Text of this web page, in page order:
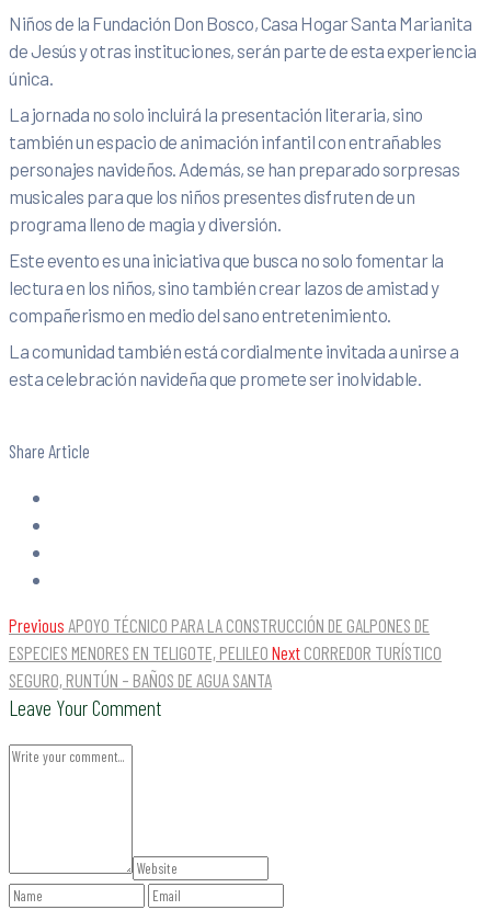
Niños de la Fundación Don Bosco, Casa Hogar Santa Marianita
de Jesús y otras instituciones, serán parte de esta experiencia
única.
La jornada no solo incluirá la presentación literaria, sino
también un espacio de animación infantil con entrañables
personajes navideños. Además, se han preparado sorpresas
musicales para que los niños presentes disfruten de un
programa lleno de magia y diversión.
Este evento es una iniciativa que busca no solo fomentar la
lectura en los niños, sino también crear lazos de amistad y
compañerismo en medio del sano entretenimiento.
La comunidad también está cordialmente invitada a unirse a
esta celebración navideña que promete ser inolvidable.
Share Article
Previous APOYO TÉCNICO PARA LA CONSTRUCCIÓN DE GALPONES DE
ESPECIES MENORES EN TELIGOTE, PELILEO Next CORREDOR TURÍSTICO
SEGURO, RUNTÚN – BAÑOS DE AGUA SANTA
Leave Your Comment